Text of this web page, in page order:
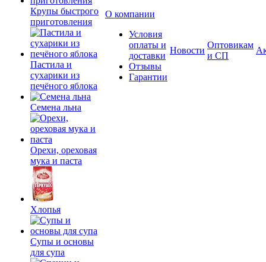
Крупы быстрого
приготовления
Пастила и
сухарики из
печёного яблока
Семена льна
Орехи, ореховая
мука и паста
Хлопья
Супы и основы
для супа
О компании
Условия
оплаты и
доставки
Отзывы
Гарантии
Новости
Оптовикам
и СП